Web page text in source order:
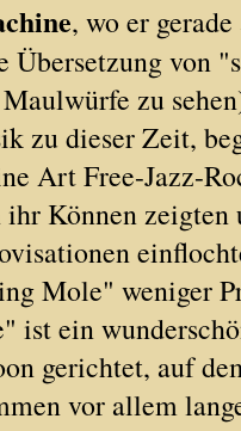
, wo er
Übersetzung von
zu
zu dieser Zeit,
Art Free-Jazz-
Können zeigten
Mole" weniger
ist ein
gerichtet, auf
vor allem